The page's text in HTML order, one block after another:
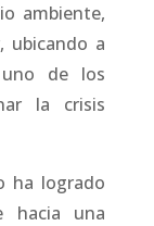
ambiente,
ubicando a
de los
la crisis
ha logrado
hacia una